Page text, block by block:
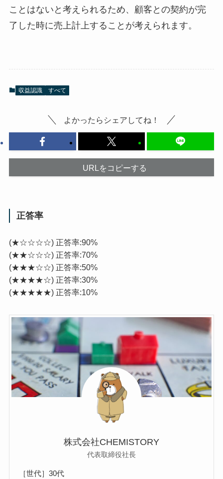
ことはないと考えられるため、顧客との契約が完
了した時に売上計上することが考えられます。
収益認識 すべて
よかったらシェアしてね！
URLをコピーする
正答率
(★☆☆☆☆) 正答率:90%
(★★☆☆☆) 正答率:70%
(★★★☆☆) 正答率:50%
(★★★★☆) 正答率:30%
(★★★★★) 正答率:10%
株式会社CHEMISTORY
代表取締役社長
［世代］30代